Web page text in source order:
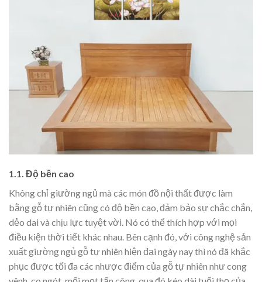
1.1. Độ bền cao
Không chỉ giường ngủ mà các món đồ nội thất được làm
bằng gỗ tự nhiên cũng có độ bền cao, đảm bảo sự chắc chắn,
dẻo dai và chịu lực tuyệt vời. Nó có thể thích hợp với mọi
điều kiện thời tiết khác nhau. Bên cạnh đó, với công nghệ sản
xuất giường ngủ gỗ tự nhiên hiện đại ngày nay thì nó đã khắc
phục được tối đa các nhược điểm của gỗ tự nhiên như cong